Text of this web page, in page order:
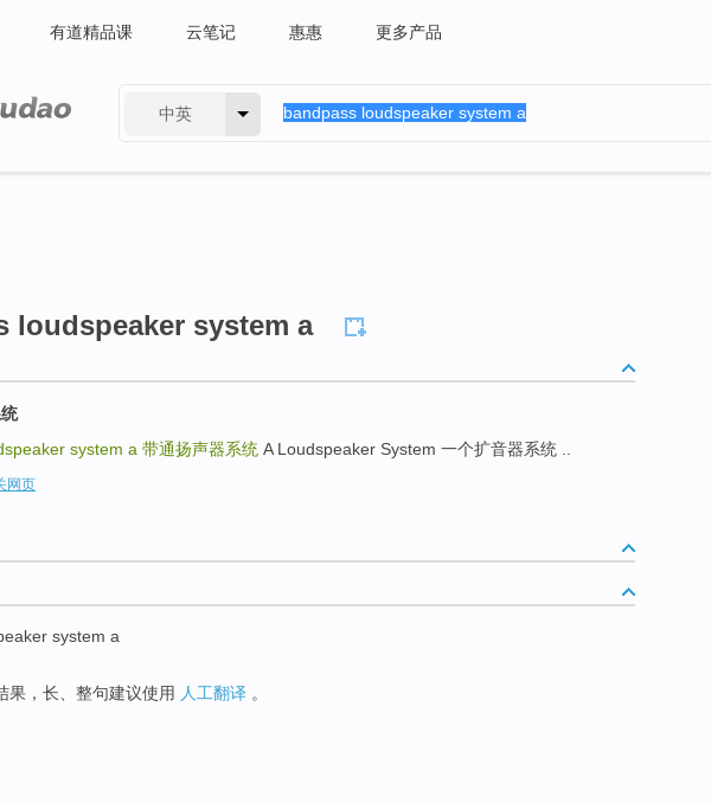
有道精品课 云笔记 惠惠 更多产品
中英
loudspeaker system a
system a 带通扬声器系统 A Loudspeaker System 一个扩音器系统 ..
网页
system a
果，长、整句建议使用 人工翻译 。